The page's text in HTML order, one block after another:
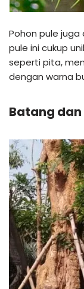
Pohon pule
pule ini cukup
seperti pita,
dengan warna
Batang